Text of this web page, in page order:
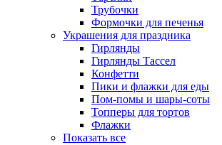
Трубочки
Формочки для печенья
Украшения для праздника
Гирлянды
Гирлянды Тассел
Конфетти
Пики и флажки для еды
Пом-помы и шары-соты
Топперы для тортов
Флажки
Показать все